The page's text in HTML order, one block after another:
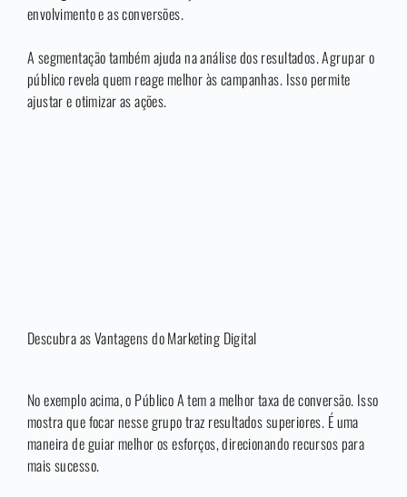
envolvimento e as conversões.
A segmentação também ajuda na análise dos resultados. Agrupar o
público revela quem reage melhor às campanhas. Isso permite
ajustar e otimizar as ações.
Descubra as Vantagens do Marketing Digital
No exemplo acima, o Público A tem a melhor taxa de conversão. Isso
mostra que focar nesse grupo traz resultados superiores. É uma
maneira de guiar melhor os esforços, direcionando recursos para
mais sucesso.